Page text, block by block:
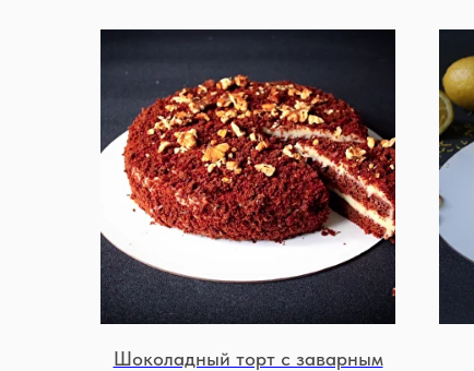
Шоколадный торт с заварным